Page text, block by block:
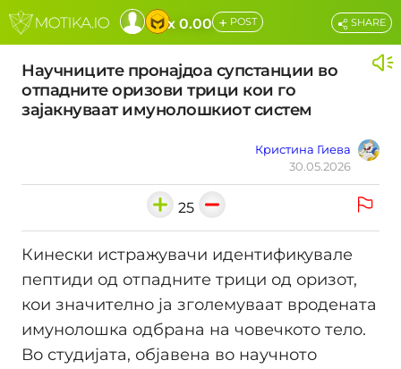
x 0.00 + POST
Научниците пронајдоа супстанции во
отпадните оризови трици кои го
зајакнуваат имунолошкиот систем
Кристина Гиева
30.05.2026
SHARE
25
Кинески истражувачи идентификувале
пептиди од отпадните трици од оризот,
кои значително ја зголемуваат вродената
имунолошка одбрана на човечкото тело.
Во студијата, објавена во научното